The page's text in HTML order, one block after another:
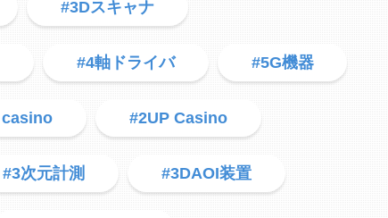
#3Dスキャナ
#4軸ドライバ #5G機器
#2UP Casino
#3次元計測 #3DAOI装置